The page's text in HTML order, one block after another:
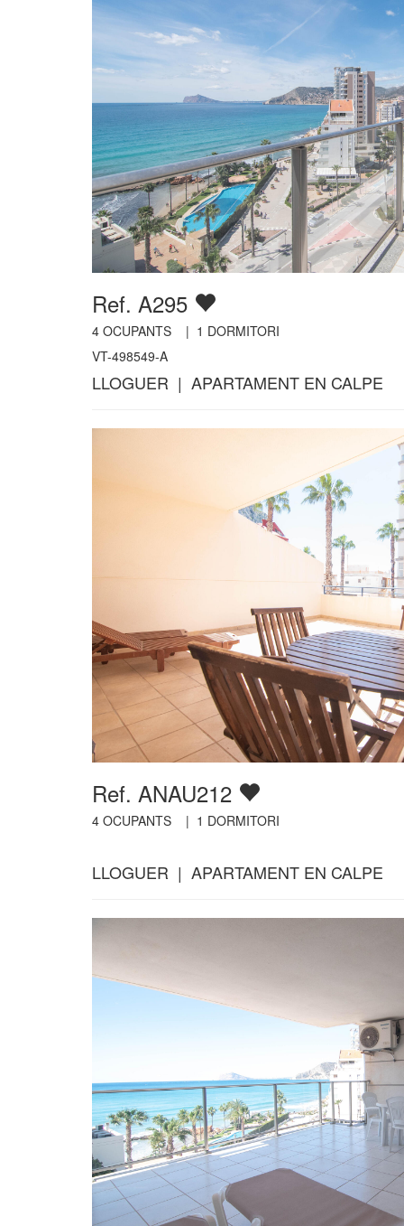
Ref. A295
4 OCUPANTS | 1 DORMITORI
VT-498549-A
LLOGUER | APARTAMENT EN CALPE
Ref. ANAU212
4 OCUPANTS | 1 DORMITORI
LLOGUER | APARTAMENT EN CALPE